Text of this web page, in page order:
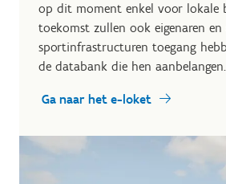
op dit moment enkel voor lokale
toekomst zullen ook eigenaren
sportinfrastructuren toegang
de databank die hen aanbelangen.
Ga naar het e-loket